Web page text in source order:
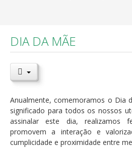
DIA DA MÃE
Anualmente, comemoramos o Dia
significado para todos os nossos
assinalar este dia, realizamos
promovem a interação e
cumplicidade e proximidade entre